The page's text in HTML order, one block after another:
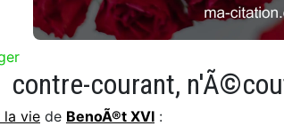
la vie de BenoÃ®t XVI :